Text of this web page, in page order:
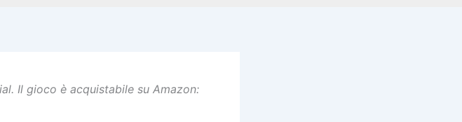
Il gioco è acquistabile su Amazon: